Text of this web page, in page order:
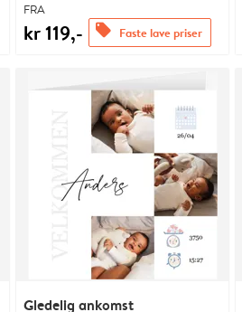
FRA
kr 119,- offers Faste lave priser
Gledelig ankomst